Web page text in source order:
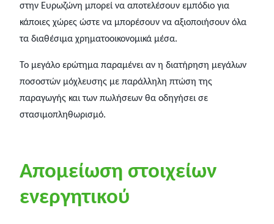
στην Ευρωζώνη μπορεί να αποτελέσουν εμπόδιο για
κάποιες χώρες ώστε να μπορέσουν να αξιοποιήσουν όλα
τα διαθέσιμα χρηματοοικονομικά μέσα.
Το μεγάλο ερώτημα παραμένει αν η διατήρηση μεγάλων
ποσοστών μόχλευσης με παράλληλη πτώση της
παραγωγής και των πωλήσεων θα οδηγήσει σε
στασιμοπληθωρισμό.
Απομείωση στοιχείων
ενεργητικού